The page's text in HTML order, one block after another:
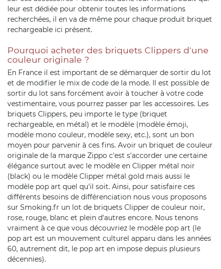
leur est dédiée pour obtenir toutes les informations
recherchées, il en va de même pour chaque produit briquet
rechargeable ici présent.
Pourquoi acheter des briquets Clippers d'une
couleur originale ?
En France il est important de se démarquer de sortir du lot
et de modifier le mix de code de la mode. Il est possible de
sortir du lot sans forcément avoir à toucher à votre code
vestimentaire, vous pourrez passer par les accessoires. Les
briquets Clippers, peu importe le type (briquet
rechargeable, en métal) et le modèle (modèle émoji,
modèle mono couleur, modèle sexy, etc.), sont un bon
moyen pour parvenir à ces fins. Avoir un briquet de couleur
originale de la marque Zippo c'est s'accorder une certaine
élégance surtout avec le modèle en Clipper métal noir
(black) ou le modèle Clipper métal gold mais aussi le
modèle pop art quel qu'il soit. Ainsi, pour satisfaire ces
différents besoins de différenciation nous vous proposons
sur Smoking.fr un lot de briquets Clipper de couleur noir,
rose, rouge, blanc et plein d'autres encore. Nous tenons
vraiment à ce que vous découvriez le modèle pop art (le
pop art est un mouvement culturel apparu dans les années
60, autrement dit, le pop art en impose depuis plusieurs
décennies).